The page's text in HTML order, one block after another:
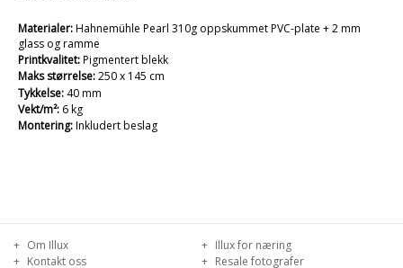
Materialer:Hahnemühle Pearl 310g oppskummet PVC-plate + 2 mm
glass og ramme
Printkvalitet:Pigmentert blekk
Maks størrelse:250 x 145 cm
Tykkelse: 40 mm
Vekt/m²: 6 kg
Montering:Inkludert beslag
Om Illux
Kontakt oss
Illux for næring
Resale fotografer